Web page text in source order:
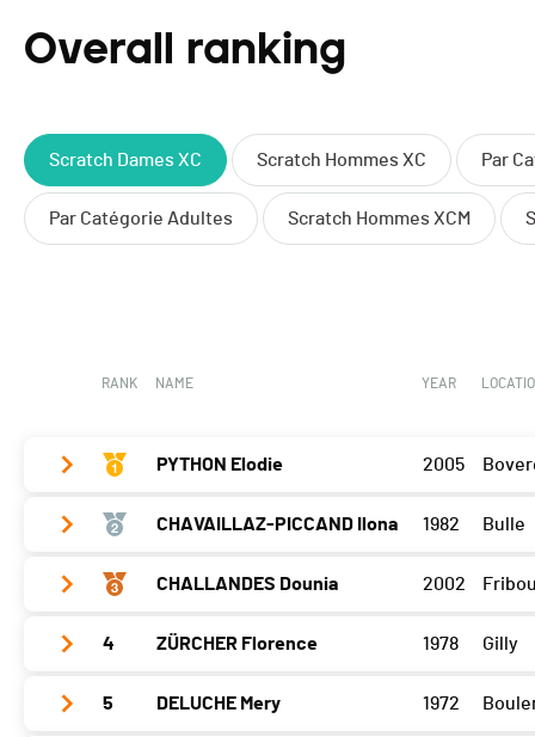
Overall ranking
Scratch Dames XC Scratch Hommes XC Par
Par Catégorie Adultes Scratch Hommes XCM
RANK NAME YEAR
PYTHON Elodie 2005
Glèbe 0
Sense 270
Open Bike
CHAVAILLAZ-PICCAND Ilona 1982 Bulle
Glèbe 300
Sense 263
Open Bike
CHALLANDES Dounia 2002
Glèbe 270
Sense 258
4 ZÜRCHER Florence 1978 Gilly
Glèbe 238
5 DELUCHE Mery 1972